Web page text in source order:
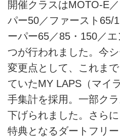
開催クラスはMOTO-E
パー50／ファースト65/
ーパー65／85・150／
つが行われました。今
変更点として、これま
ていたMY LAPS（マイ
手集計を採用。一部ク
下げられました。さら
特典となるダートフリ